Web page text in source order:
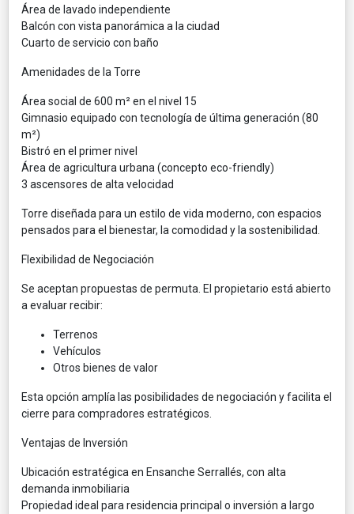
Área de lavado independiente
Balcón con vista panorámica a la ciudad
Cuarto de servicio con baño
Amenidades de la Torre
Área social de 600 m² en el nivel 15
Gimnasio equipado con tecnología de última generación (80
m²)
Bistró en el primer nivel
Área de agricultura urbana (concepto eco-friendly)
3 ascensores de alta velocidad
Torre diseñada para un estilo de vida moderno, con espacios
pensados para el bienestar, la comodidad y la sostenibilidad.
Flexibilidad de Negociación
Se aceptan propuestas de permuta. El propietario está abierto
a evaluar recibir:
Terrenos
Vehículos
Otros bienes de valor
Esta opción amplía las posibilidades de negociación y facilita el
cierre para compradores estratégicos.
Ventajas de Inversión
Ubicación estratégica en Ensanche Serrallés, con alta
demanda inmobiliaria
Propiedad ideal para residencia principal o inversión a largo